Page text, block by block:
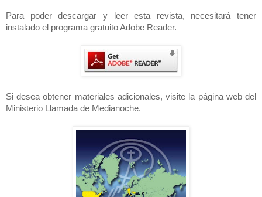
Para poder descargar y leer esta revista, necesitará tener
instalado el programa gratuito Adobe Reader.
Si desea obtener materiales adicionales, visite la página web del
Ministerio Llamada de Medianoche.